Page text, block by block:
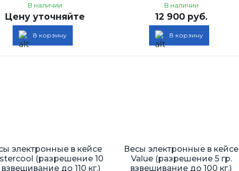
В наличии
Цену уточняйте
В корзину
В наличии
12 900 руб.
В корзину
электронные в кейсе
(разрешение 10
взвешивание до 110 кг.)
Весы электронные в кейсе
Value (разрешение 5 гр.
взвешивание до 100 кг.)